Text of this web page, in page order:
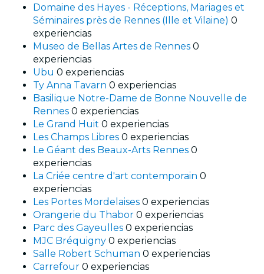
Domaine des Hayes - Réceptions, Mariages et
Séminaires près de Rennes (Ille et Vilaine) 0
experiencias
Museo de Bellas Artes de Rennes 0
experiencias
Ubu 0 experiencias
Ty Anna Tavarn 0 experiencias
Basilique Notre-Dame de Bonne Nouvelle de
Rennes 0 experiencias
Le Grand Huit 0 experiencias
Les Champs Libres 0 experiencias
Le Géant des Beaux-Arts Rennes 0
experiencias
La Criée centre d'art contemporain 0
experiencias
Les Portes Mordelaises 0 experiencias
Orangerie du Thabor 0 experiencias
Parc des Gayeulles 0 experiencias
MJC Bréquigny 0 experiencias
Salle Robert Schuman 0 experiencias
Carrefour 0 experiencias